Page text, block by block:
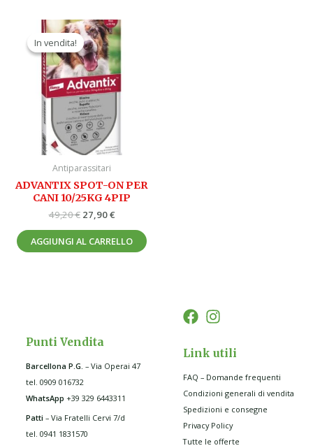
In vendita!
In vendita!
Antiparassitari
ADVANTIX SPOT-ON PER
CANI 10/25KG 4PIP
49,20€
Il
prezzo
originale
era:
49,20 €.
27,90€
Il
prezzo
attuale
è:
27,90 €.
AGGIUNGI AL CARRELLO
Punti Vendita
Barcellona P.G – Via Operai 47
tel. 0909 016732
WhatsApp +39 329 6443311
Patti – Via Fratelli Cervi 7/d
tel. 0941 1831570
Link utili
FAQ – Domande frequenti
Condizioni generali di vendita
Spedizioni e consegne
Privacy Policy
Tutte le offerte